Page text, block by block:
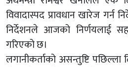
विवादास्पद प्रावधान खारेज गर्न
निर्देशनले आजको निर्णयलाई
गरिएको छ।
लगानीकर्ताको असन्तुष्टि